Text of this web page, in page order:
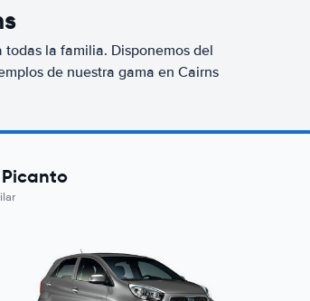
la familia. Disponemos del
de nuestra gama en Cairns